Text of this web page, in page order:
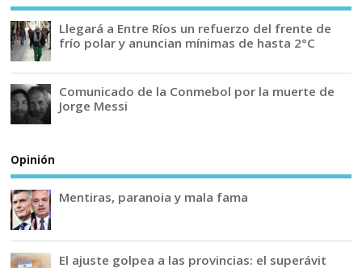
Llegará a Entre Ríos un refuerzo del frente de
frío polar y anuncian mínimas de hasta 2°C
Comunicado de la Conmebol por la muerte de
Jorge Messi
Opinión
Mentiras, paranoia y mala fama
El ajuste golpea a las provincias: el superávit